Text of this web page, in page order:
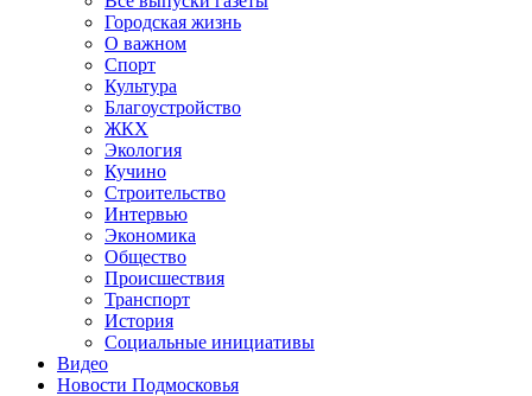
Городская жизнь
О важном
Спорт
Культура
Благоустройство
ЖКХ
Экология
Кучино
Строительство
Интервью
Экономика
Общество
Происшествия
Транспорт
История
Социальные инициативы
Видео
Новости Подмосковья